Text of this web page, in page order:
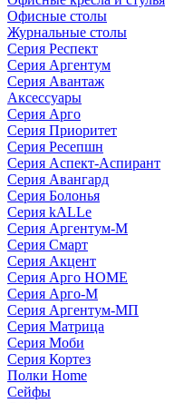
Офисные столы
Журнальные столы
Серия Респект
Серия Аргентум
Серия Авантаж
Аксессуары
Серия Арго
Серия Приоритет
Серия Ресепшн
Серия Аспект-Аспирант
Серия Авангард
Серия Болонья
Серия kALLe
Серия Аргентум-М
Серия Смарт
Серия Акцент
Серия Арго HOME
Серия Арго-М
Серия Аргентум-МП
Серия Матрица
Серия Моби
Серия Кортез
Полки Home
Сейфы